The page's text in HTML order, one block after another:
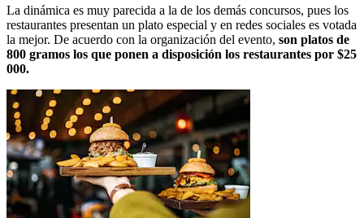
La dinámica es muy parecida a la de los demás concursos, pues los
restaurantes presentan un plato especial y en redes sociales es votada
la mejor. De acuerdo con la organización del evento, son platos de
800 gramos los que ponen a disposición los restaurantes por $25
000.